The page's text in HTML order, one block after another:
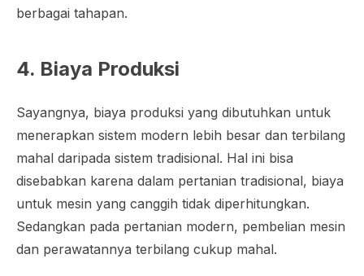
berbagai tahapan.
4. Biaya Produksi
Sayangnya, biaya produksi yang dibutuhkan untuk
menerapkan sistem modern lebih besar dan terbilang
mahal daripada sistem tradisional. Hal ini bisa
disebabkan karena dalam pertanian tradisional, biaya
untuk mesin yang canggih tidak diperhitungkan.
Sedangkan pada pertanian modern, pembelian mesin
dan perawatannya terbilang cukup mahal.